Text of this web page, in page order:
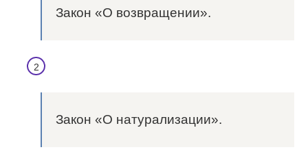
Закон «О возвращении».
Закон «О натурализации».